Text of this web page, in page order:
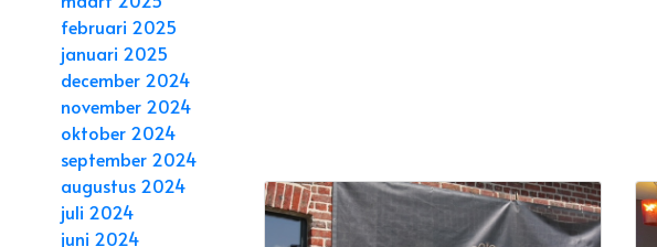
februari 2025
januari 2025
december 2024
november 2024
oktober 2024
september 2024
augustus 2024
juli 2024
juni 2024